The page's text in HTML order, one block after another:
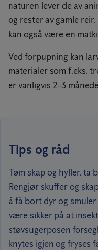
naturen lever de av
og rester av gamle
kan også være en
Ved forpupning kan
materialer som f.eks.
er vanligvis 2-3
Tips og råd
Tøm skap og hyller, ta
Rengjør skuffer og
å få bort dyr og
være sikker på at
støvsugerposen
knytes igjen og fryses